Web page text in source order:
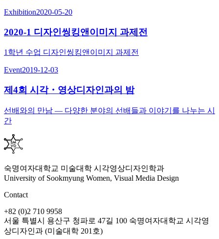
Exhibition2020-05-20
2020-1 디자인씽킹앤이미지 과제전
1학년 수업 디자인씽킹앤이미지 과제전
Event2019-12-03
제4회 시각・영상디자인과의 밤
선배와의 만남 — 다양한 분야의 선배들과 이야기를 나누는 시
간
숙명여자대학교 미술대학 시각영상디자인학과
University of Sookmyung Women, Visual Media Design
Contact
+82 (0)2 710 9958
서울 특별시 용산구 청파로 47길 100 숙명여자대학교 시각영
상디자인과 (미술대학 201호)